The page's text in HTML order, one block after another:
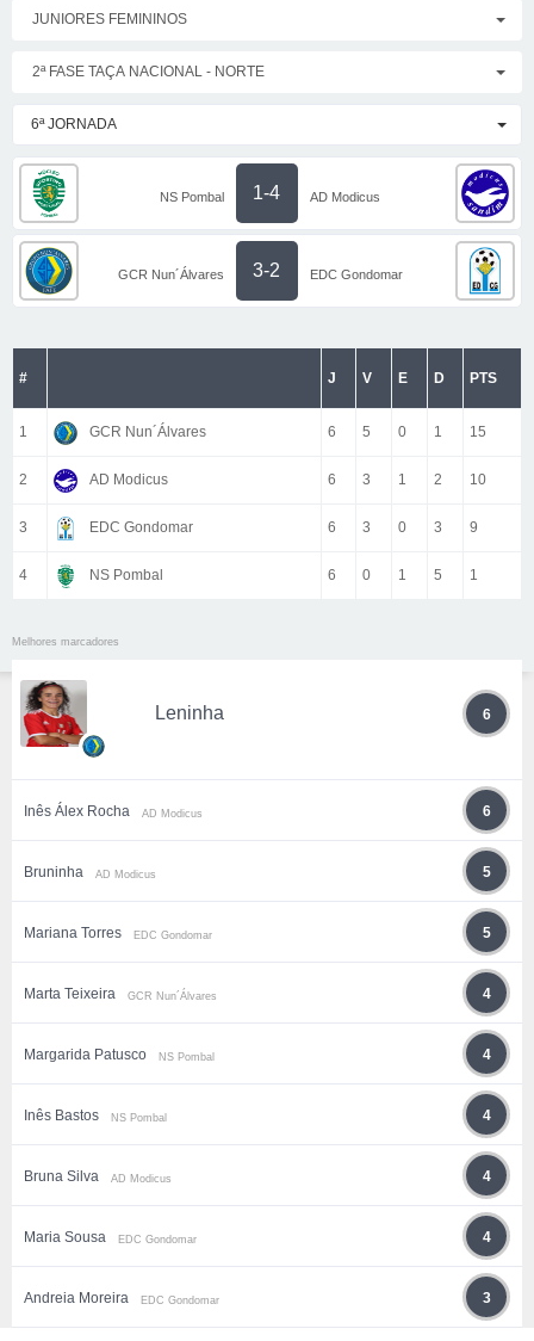
JUNIORES FEMININOS
2ª FASE TAÇA NACIONAL - NORTE
6ª JORNADA
NS Pombal 1-4 AD Modicus
GCR Nun´Álvares 3-2 EDC Gondomar
# J V E D PTS
1 GCR Nun´Álvares 6 5 0 1 15
2 AD Modicus 6 3 1 2 10
3 EDC Gondomar 6 3 0 3 9
4 NS Pombal 6 0 1 5 1
Melhores marcadores
Leninha 6
Inês Álex Rocha AD Modicus 6
Bruninha AD Modicus 5
Mariana Torres EDC Gondomar 5
Marta Teixeira GCR Nun´Álvares 4
Margarida Patusco NS Pombal 4
Inês Bastos NS Pombal 4
Bruna Silva AD Modicus 4
Maria Sousa EDC Gondomar 4
Andreia Moreira EDC Gondomar 3